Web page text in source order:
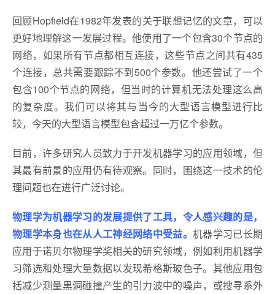
回顾Hopfield在1982年发表的关于联想记忆的文章，可以
更好地理解这一发展过程。他使用了一个包含30个节点的
网络，如果所有节点都相互连接，这些节点之间共有435
个连接，总共需要跟踪不到500个参数。他还尝试了一个
包含100个节点的网络，但当时的计算机无法处理这么高
的复杂度。我们可以将其与当今的大型语言模型进行比
较，今天的大型语言模型包含超过一万亿个参数。
目前，许多研究人员致力于开发机器学习的应用领域，但
其最有前景的应用仍有待观察。同时，围绕这一技术的伦
理问题也在进行广泛讨论。
物理学为机器学习的发展提供了工具，令人感兴趣的是，
物理学本身也在从人工神经网络中受益。 机器学习已长期
应用于诺贝尔物理学奖相关的研究领域，例如利用机器学
习筛选和处理大量数据以发现希格斯玻色子。其他应用包
括减少测量黑洞碰撞产生的引力波中的噪声，或搜寻系外